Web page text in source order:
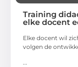
Training
elke docent
Elke docent wil
volgen de
...